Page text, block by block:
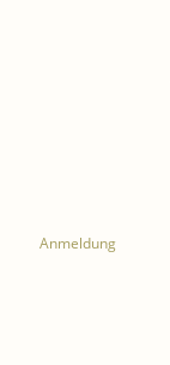
Anmeldung